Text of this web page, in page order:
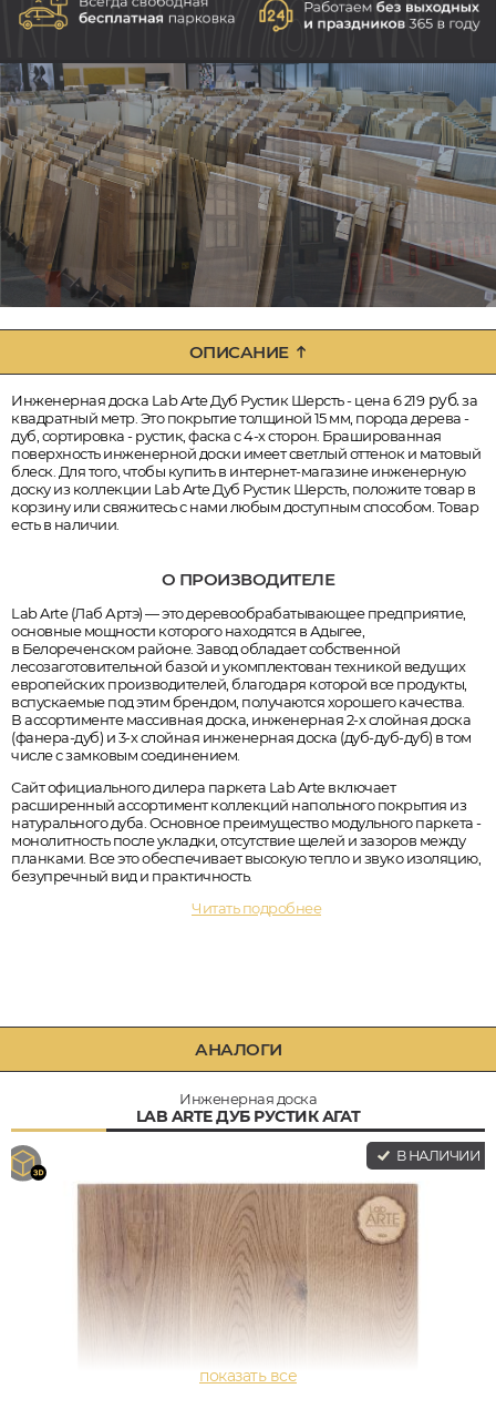
ОПИСАНИЕ
Инженерная доска Lab Arte Дуб Рустик Шерсть - цена 6 219руб.за
квадратный метр. Это покрытие толщиной 15 мм, порода дерева -
дуб, сортировка - рустик, фаска с 4-х сторон. Брашированная
поверхность инженерной доски имеет светлый оттенок и матовый
блеск. Для того, чтобы купить в интернет-магазине инженерную
доску из коллекции Lab Arte Дуб Рустик Шерсть, положите товар в
корзину или свяжитесь с нами любым доступным способом. Товар
есть в наличии.
О ПРОИЗВОДИТЕЛЕ
Lab Arte (Лаб Артэ) — это деревообрабатывающее предприятие,
основные мощности которого находятся в Адыгее,
в Белореченском районе. Завод обладает собственной
лесозаготовительной базой и укомплектован техникой ведущих
европейских производителей, благодаря которой все продукты,
вспускаемые под этим брендом, получаются хорошего качества.
В ассортименте массивная доска, инженерная 2-х слойная доска
(фанера-дуб) и 3-х слойная инженерная доска (дуб-дуб-дуб) в том
числе с замковым соединением.
Сайт официального дилера паркета Lab Arte включает
расширенный ассортимент коллекций напольного покрытия из
натурального дуба. Основное преимущество модульного паркета -
монолитность после укладки, отсутствие щелей и зазоров между
планками. Все это обеспечивает высокую тепло и звуко изоляцию,
безупречный вид и практичность.
Читать подробнее
АНАЛОГИ
Инженерная доска
LAB ARTE ДУБ РУСТИК АГАТ
В НАЛИЧИИ